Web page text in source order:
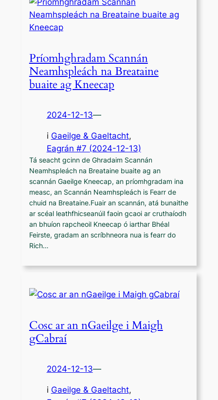
Príomhghradam Scannán
Neamhspleách na Breataine
buaite ag Kneecap
2024-12-13—
i Gaeilge & Gaeltacht,
Eagrán #7 (2024-12-13)
Tá seacht gcinn de Ghradaim Scannán
Neamhspleách na Breataine buaite ag an
scannán Gaeilge Kneecap, an príomhgradam ina
measc, an Scannán Neamhspleách is Fearr de
chuid na Breataine.Fuair an scannán, atá bunaithe
ar scéal leathfhicseanúil faoin gcaoi ar cruthaíodh
an bhuíon rapcheoil Kneecap ó iarthar Bhéal
Feirste, gradam an scríbhneora nua is fearr do
Rich…
Cosc ar an nGaeilge i Maigh
gCabraí
2024-12-13—
i Gaeilge & Gaeltacht,